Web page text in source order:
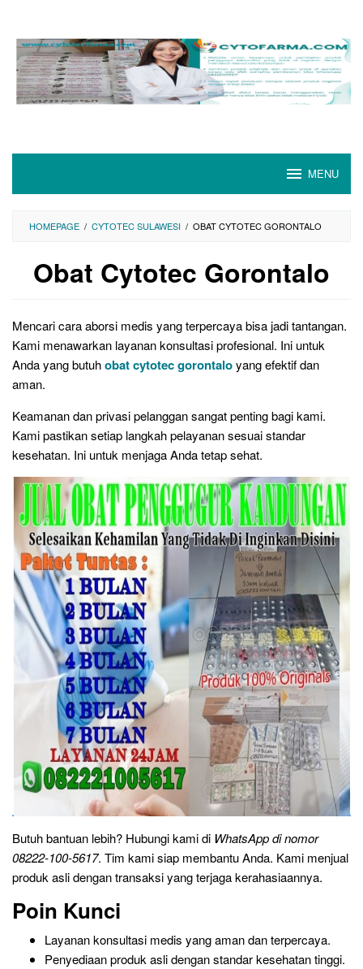
content
MENU
HOMEPAGE / CYTOTEC SULAWESI / OBAT CYTOTEC GORONTALO
Obat Cytotec Gorontalo
Mencari cara aborsi medis yang terpercaya bisa jadi tantangan.
Kami menawarkan layanan konsultasi profesional. Ini untuk
Anda yang butuhobat cytotec gorontaloyang efektif dan
aman.
Keamanan dan privasi pelanggan sangat penting bagi kami.
Kami pastikan setiap langkah pelayanan sesuai standar
kesehatan. Ini untuk menjaga Anda tetap sehat.
Butuh bantuan lebih? Hubungi kami di WhatsApp di nomor
08222-100-5617. Tim kami siap membantu Anda. Kami menjual
produk asli dengan transaksi yang terjaga kerahasiaannya.
Poin Kunci
Layanan konsultasi medis yang aman dan terpercaya.
Penyediaan produk asli dengan standar kesehatan tinggi.